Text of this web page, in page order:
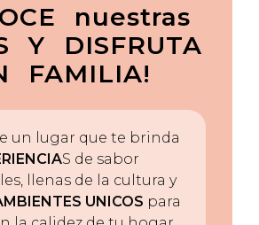
nuestras
Y DISFRUTA
FAMILIA!
un lugar que te brinda
S de sabor
llenas de la cultura y
UNICOS para